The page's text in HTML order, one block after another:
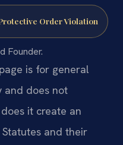
Order Violation
Founder.
is for general
and does not
it create an
and their